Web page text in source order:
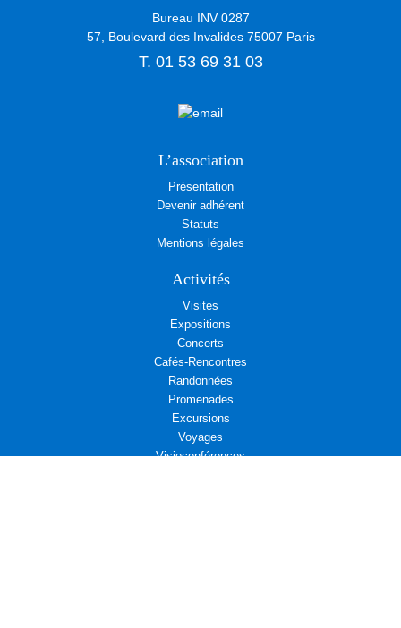
Bureau INV 0287
57, Boulevard des Invalides 75007 Paris
T. 01 53 69 31 03
L’association
Présentation
Devenir adhérent
Statuts
Mentions légales
Activités
Visites
Expositions
Concerts
Cafés-Rencontres
Randonnées
Promenades
Excursions
Voyages
Visioconférences